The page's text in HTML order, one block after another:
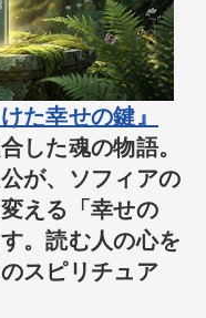
た幸せの鍵』
した魂の物語。
が、ソフィアの
える「幸せの
。読む人の心を
スピリチュア